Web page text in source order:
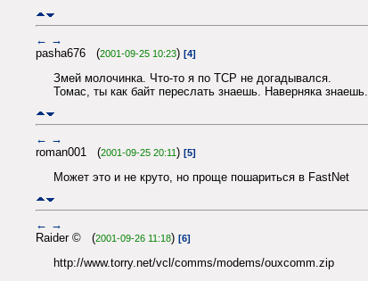
← →
pasha676 (2001-09-25 10:23) [4]
Змей молочинка. Что-то я по ТСP не догадывался.
Томас, ты как байт переслать знаешь. Наверняка
← →
roman001 (2001-09-25 20:11) [5]
Может это и не круто, но проще пошариться в FastNet
← →
Raider © (2001-09-26 11:18) [6]
http://www.torry.net/vcl/comms/modems/ouxcomm.zip